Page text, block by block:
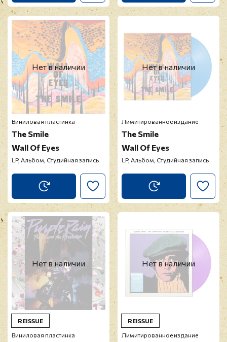
Нет в наличии
Виниловая пластинка
The Smile
Wall Of Eyes
LP, Альбом, Студийная запись
Нет в наличии
Лимитированное издание
The Smile
Wall Of Eyes
LP, Альбом, Студийная запись
Нет в наличии
REISSUE
Виниловая пластинка
Нет в наличии
REISSUE
Лимитированное издание